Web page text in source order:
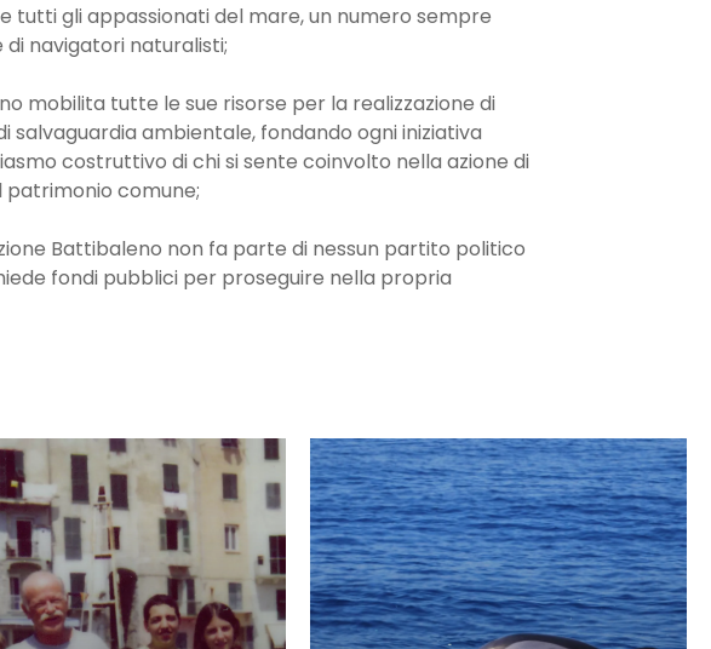
tutti gli appassionati del mare, un numero sempre
di navigatori naturalisti;
mobilita tutte le sue risorse per la realizzazione di
salvaguardia ambientale, fondando ogni iniziativa
costruttivo di chi si sente coinvolto nella azione di
patrimonio comune;
Battibaleno non fa parte di nessun partito politico
fondi pubblici per proseguire nella propria